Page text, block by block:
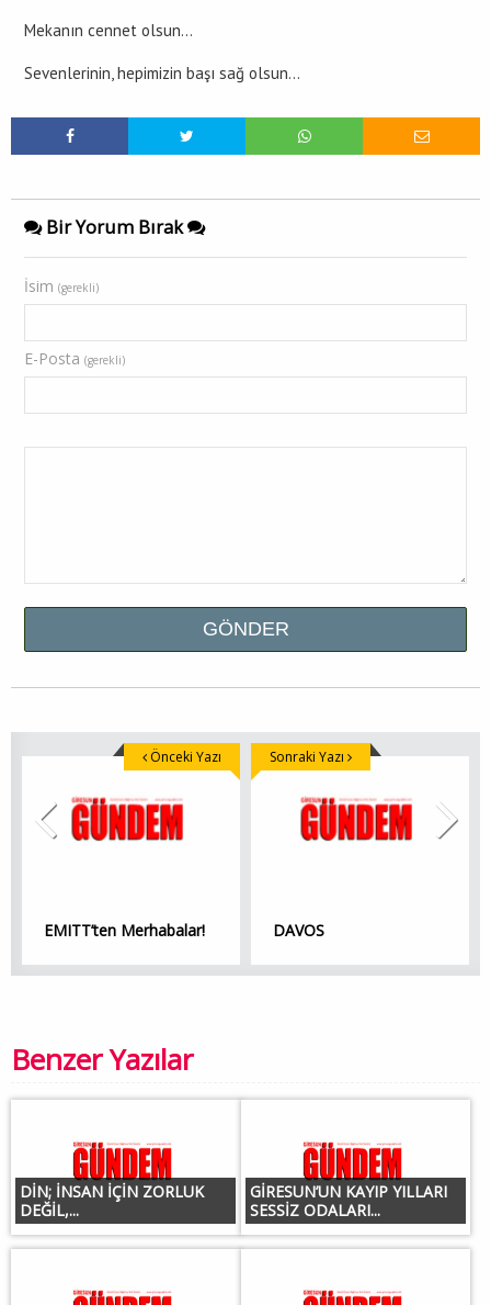
Mekanın cennet olsun…
Sevenlerinin, hepimizin başı sağ olsun…
Bir Yorum Bırak
İsim (gerekli)
E-Posta (gerekli)
EMITT’ten Merhabalar!
Önceki Yazı
DAVOS
Sonraki Yazı
Benzer Yazılar
DİN; İNSAN İÇİN ZORLUK
DEĞİL,...
GİRESUN’UN KAYIP YILLARI
SESSİZ ODALARI...